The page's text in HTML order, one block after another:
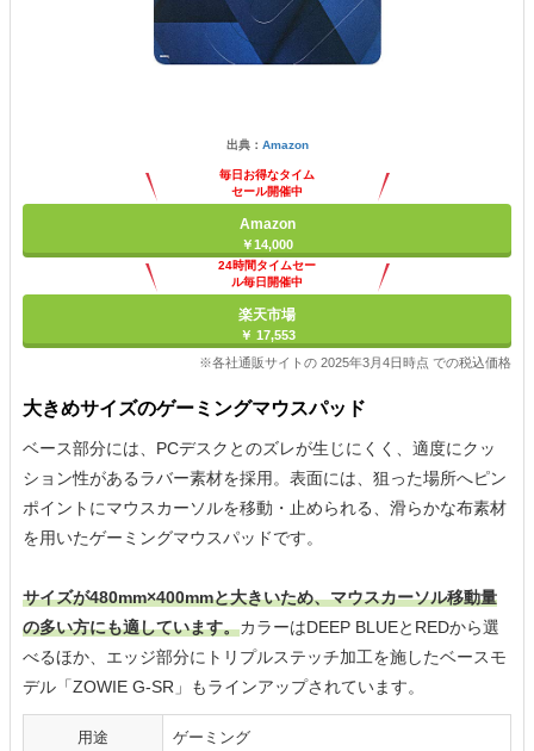
出典： Amazon
毎日お得なタイム
セール開催中
Amazon
￥14,000
24時間タイムセー
ル毎日開催中
楽天市場
￥ 17,553
※各社通販サイトの 2025年3月4日時点 での税込価格
大きめサイズのゲーミングマウスパッド
ベース部分には、PCデスクとのズレが生じにくく、適度にクッ
ション性があるラバー素材を採用。表面には、狙った場所へピン
ポイントにマウスカーソルを移動・止められる、滑らかな布素材
を用いたゲーミングマウスパッドです。
サイズが480mm×400mmと大きいため、マウスカーソル移動量
の多い方にも適しています。カラーはDEEP BLUEとREDから選
べるほか、エッジ部分にトリプルステッチ加工を施したベースモ
デル「ZOWIE G-SR」もラインアップされています。
用途 ゲーミング